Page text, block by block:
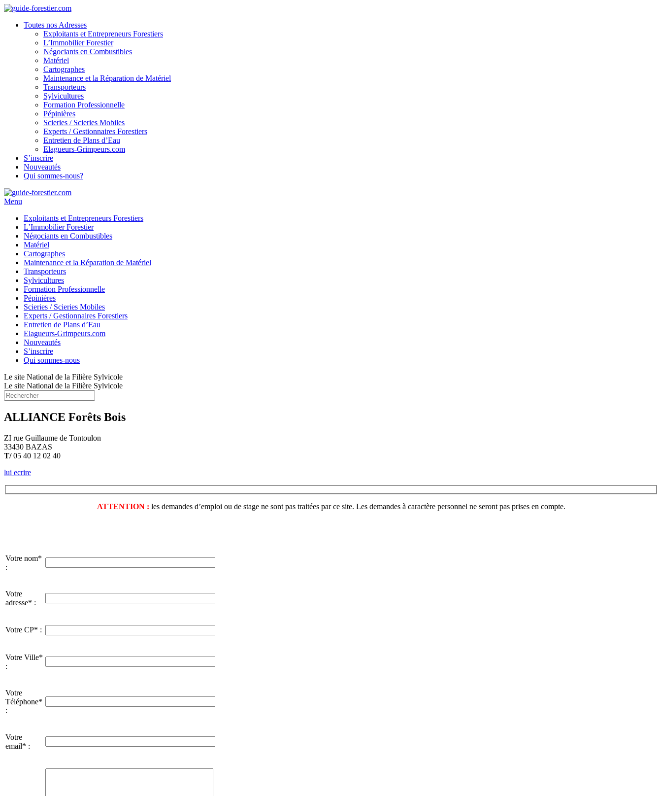
Toutes nos Adresses
Exploitants et Entrepreneurs Forestiers
L’Immobilier Forestier
Négociants en Combustibles
Matériel
Cartographes
Maintenance et la Réparation de Matériel
Transporteurs
Sylvicultures
Formation Professionnelle
Pépinières
Scieries / Scieries Mobiles
Experts / Gestionnaires Forestiers
Entretien de Plans d’Eau
Elagueurs-Grimpeurs.com
S’inscrire
Nouveautés
Qui sommes-nous?
Menu
Exploitants et Entrepreneurs Forestiers
L’Immobilier Forestier
Négociants en Combustibles
Matériel
Cartographes
Maintenance et la Réparation de Matériel
Transporteurs
Sylvicultures
Formation Professionnelle
Pépinières
Scieries / Scieries Mobiles
Experts / Gestionnaires Forestiers
Entretien de Plans d’Eau
Elagueurs-Grimpeurs.com
Nouveautés
S’inscrire
Qui sommes-nous
Le site National de la Filière Sylvicole
Le site National de la Filière Sylvicole
ALLIANCE Forêts Bois
ZI rue Guillaume de Tontoulon
33430 BAZAS
T/05 40 12 02 40
lui ecrire
ATTENTION : les demandes d’emploi ou de stage ne sont pas traitées par ce site. Les demandes à caractère personnel ne seront pas prises en compte.
Votre nom*
:
Votre
adresse* :
Votre CP* :
Votre Ville*
:
Votre
Téléphone*
:
Votre
email* :